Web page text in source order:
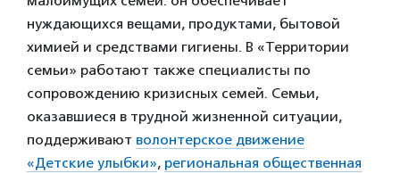
нуждающихся вещами, продуктами, бытовой
химией и средствами гигиены. В «Территории
семьи» работают также специалисты по
сопровождению кризисных семей. Семьи,
оказавшиеся в трудной жизненной ситуации,
поддерживают волонтерское движение
«Детские улыбки», региональная общественная